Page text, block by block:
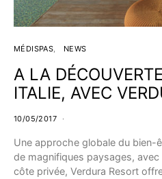
MÉDISPAS NEWS
A LA
ITALIE, AVEC
10/05/2017
Une approche globale du bien-
de magnifiques paysages,
côte privée, Verdura Resort